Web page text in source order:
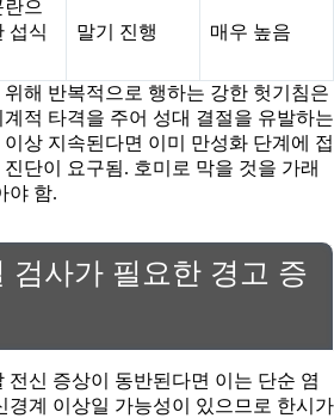
란으
섭식
말기 진행 매우 높음
해 반복적으로 행하는 강한 헛기침은
적 타격을 주어 성대 결절을 유발하는
상 지속된다면 이미 만성화 단계에 접
단이 요구됨. 호미로 막을 것을 가래
야 함.
검사가 필요한 경고 증
전신 증상이 동반된다면 이는 단순 염
경계 이상일 가능성이 있으므로 한시가